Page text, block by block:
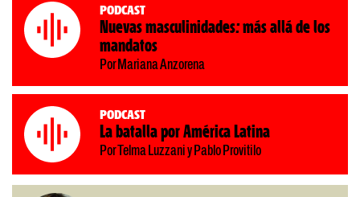
Podcast
Nuevas masculinidades: más allá de los
mandatos
Por Mariana Anzorena
Podcast
La batalla por América Latina
Por Telma Luzzani y Pablo Provitilo